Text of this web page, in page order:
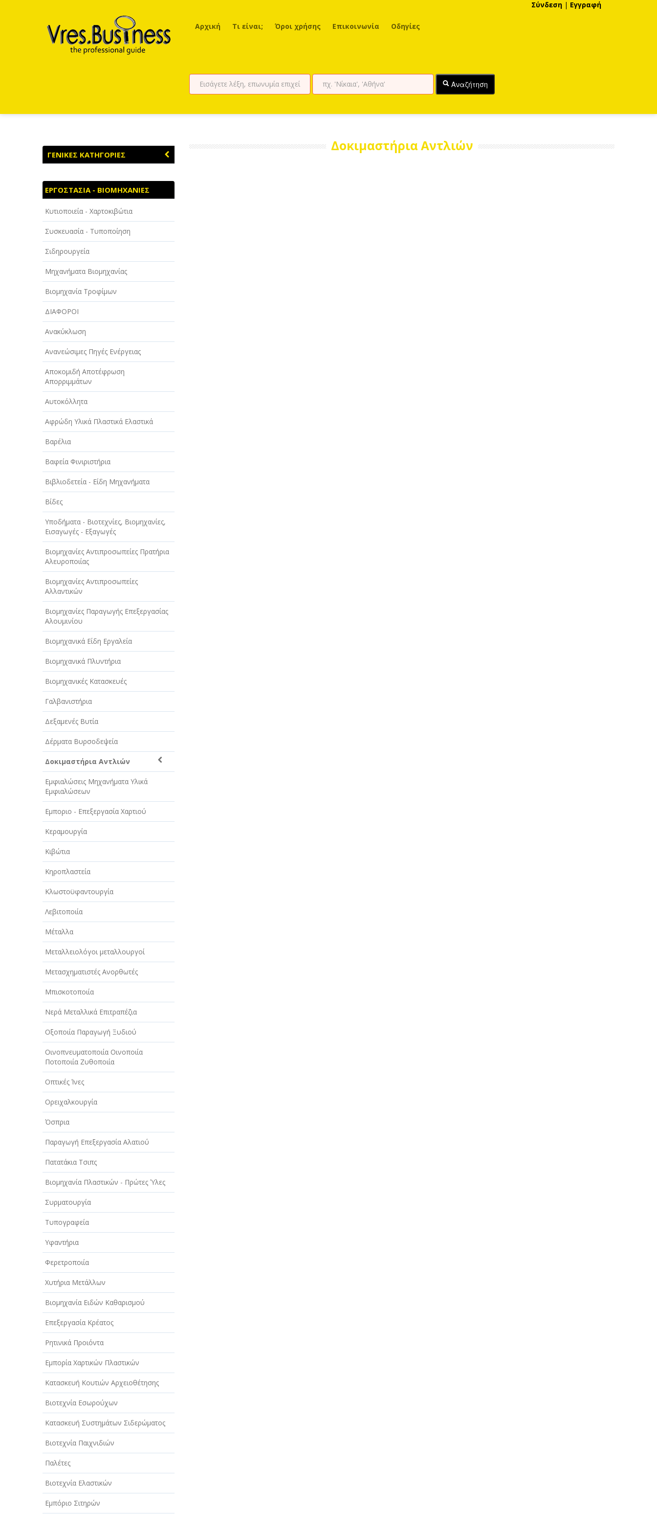
Αρχική Τι είναι; Όροι χρήσης Επικοινωνία Οδηγίες
Σύνδεση | Εγγραφή
Αναζήτηση
ΓΕΝΙΚΕΣ ΚΑΤΗΓΟΡΙΕΣ
ΑΓΡΟΤΙΚΑ - ΚΤΗΝΟΤΡΟΦΙΚΑ
ΑΘΛΗΤΙΣΜΟΣ
ΑΥΤΟΚΙΝΗΤΑ - ΜΗΧΑΝΕΣ - ΣΚΑΦΗ
ΔΙΑΣΚΕΔΑΣΗ - ΨΥΧΑΓΩΓΙΑ - ΤΕΧΝΕΣ
ΔΙΑΦΗΜΙΣΗ - ΜΜΕ
ΕΚΚΛΗΣΙΕΣ - ΦΙΛΑΝΘΡΩΠΙΚΑ
ΣΩΜΑΤΕΙΑ
ΕΚΠΑΙΔΕΥΣΗ - ΣΧΟΛΕΣ
ΕΜΠΟΡΙΟ - ΕΜΠΟΡΙΚΑ ΚΑΤΑΣΤΗΜΑΤΑ
ΕΡΓΟΣΤΑΣΙΑ - ΒΙΟΜΗΧΑΝΙΕΣ
ΞΕΝΟΔΟΧΕΙΑ - ΤΟΥΡΙΣΜΟΣ
ΟΜΟΡΦΙΑ
ΠΑΡΟΧΗ ΥΠΗΡΕΣΙΩΝ
ΤΕΧΝΙΚΑ - ΚΑΤΑΣΚΕΥΑΣΤΙΚΑ
ΤΕΧΝΟΛΟΓΙΑ
ΥΓΕΙΑ - ΙΑΤΡΟΙ
ΦΑΓΗΤΟ
ΕΡΓΟΣΤΑΣΙΑ - ΒΙΟΜΗΧΑΝΙΕΣ
Κυτιοποιεία - Χαρτοκιβώτια
Συσκευασία - Τυποποίηση
Σιδηρουργεία
Μηχανήματα Βιομηχανίας
Βιομηχανία Τροφίμων
ΔΙΑΦΟΡΟΙ
Ανακύκλωση
Ανανεώσιμες Πηγές Ενέργειας
Αποκομιδή Αποτέφρωση
Απορριμμάτων
Αυτοκόλλητα
Αφρώδη Υλικά Πλαστικά Ελαστικά
Βαρέλια
Βαφεία Φινιριστήρια
Βιβλιοδετεία - Είδη Μηχανήματα
Βίδες
Υποδήματα - Βιοτεχνίες, Βιομηχανίες,
Εισαγωγές - Εξαγωγές
Βιομηχανίες Αντιπροσωπείες Πρατήρια
Αλευροποιίας
Βιομηχανίες Αντιπροσωπείες
Αλλαντικών
Βιομηχανίες Παραγωγής Επεξεργασίας
Αλουμινίου
Βιομηχανικά Είδη Εργαλεία
Βιομηχανικά Πλυντήρια
Βιομηχανικές Κατασκευές
Γαλβανιστήρια
Δεξαμενές Βυτία
Δέρματα Βυρσοδεψεία
Δοκιμαστήρια Αντλιών
Εμφιαλώσεις Μηχανήματα Υλικά
Εμφιαλώσεων
Εμποριο - Επεξεργασία Χαρτιού
Κεραμουργία
Κιβώτια
Κηροπλαστεία
Κλωστοϋφαντουργία
Λεβιτοποιία
Μέταλλα
Μεταλλειολόγοι μεταλλουργοί
Μετασχηματιστές Ανορθωτές
Μπισκοτοποιία
Νερά Μεταλλικά Επιτραπέζια
Οξοποιία Παραγωγή Ξυδιού
Οινοπνευματοποιία Οινοποιία
Ποτοποιία Ζυθοποιία
Οπτικές Ίνες
Ορειχαλκουργία
Όσπρια
Παραγωγή Επεξεργασία Αλατιού
Πατατάκια Τσιπς
Βιομηχανία Πλαστικών - Πρώτες Ύλες
Συρματουργία
Τυπογραφεία
Υφαντήρια
Φερετροποιία
Χυτήρια Μετάλλων
Βιομηχανία Ειδών Καθαρισμού
Επεξεργασία Κρέατος
Ρητινικά Προιόντα
Εμπορία Χαρτικών Πλαστικών
Κατασκευή Κουτιών Αρχειοθέτησης
Βιοτεχνία Εσωρούχων
Κατασκευή Συστημάτων Σιδερώματος
Βιοτεχνία Παιχνιδιών
Παλέτες
Βιοτεχνία Ελαστικών
Εμπόριο Σιτηρών
Δοκιμαστήρια Αντλιών